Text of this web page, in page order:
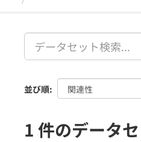
並び順
1 件のデータ